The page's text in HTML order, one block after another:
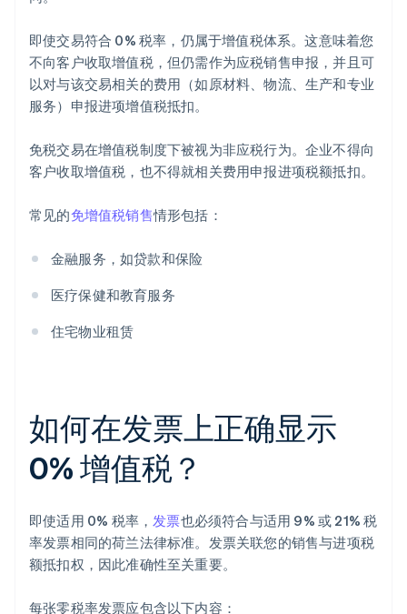
即使交易符合 0% 税率，仍属于增值税体系。这意味着您
不向客户收取增值税，但仍需作为应税销售申报，并且可
以对与该交易相关的费用（如原材料、物流、生产和专业
服务）申报进项增值税抵扣。
免税交易在增值税制度下被视为非应税行为。企业不得向
客户收取增值税，也不得就相关费用申报进项税额抵扣。
常见的免增值税销售情形包括：
金融服务，如贷款和保险
医疗保健和教育服务
住宅物业租赁
如何在发票上正确显示
0% 增值税？
即使适用 0% 税率，发票也必须符合与适用 9% 或 21% 税
率发票相同的荷兰法律标准。发票关联您的销售与进项税
额抵扣权，因此准确性至关重要。
每张零税率发票应包含以下内容：